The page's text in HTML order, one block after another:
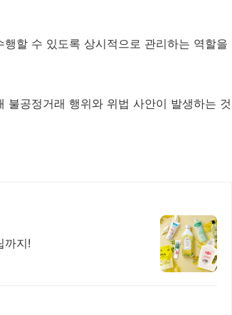
할 수 있도록 상시적으로 관리하는 역할을
불공정거래 행위와 위법 사안이 발생하는 것
까지!